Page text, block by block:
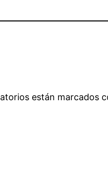
están marcados